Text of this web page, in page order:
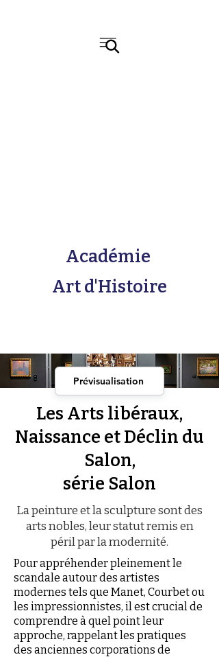
Académie
Art d'Histoire
Prévisualisation
Les Arts libéraux,
Naissance et Déclin du
Salon,
série Salon
La peinture et la sculpture sont des
arts nobles, leur statut remis en
péril par la modernité.
Pour appréhender pleinement le
scandale autour des artistes
modernes tels que Manet, Courbet ou
les impressionnistes, il est crucial de
comprendre à quel point leur
approche, rappelant les pratiques
des anciennes corporations de